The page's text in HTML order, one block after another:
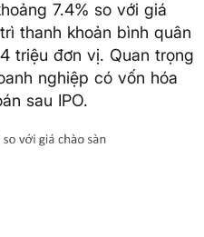
7.4% so với giá
thanh khoản bình quân
triệu đơn vị. Quan trọng
nghiệp có vốn hóa
sau IPO.